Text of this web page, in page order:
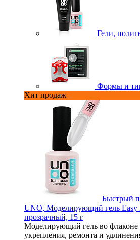
Гели,
Формы и
Хит продаж
Быстрый
UNO, Моделирующий гель Easy
прозрачный, 15 г
Моделирующий гель во флаконе
укрепления, ремонта и